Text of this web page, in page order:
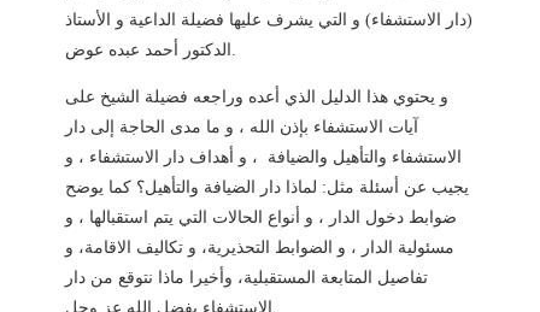
(دار الاستشفاء) و التي يشرف عليها فضيلة الداعية و الأستاذ
و يحتوي هذا الدليل الذي أعده وراجعه فضيلة الشيخ على
آيات الاستشفاء بإذن الله ، و ما مدى الحاجة إلى دار
الاستشفاء والتأهيل والضيافة ، و أهداف دار الاستشفاء ، و
يجيب عن أسئلة مثل: لماذا دار الضيافة والتأهيل؟ كما يوضح
ضوابط دخول الدار ، و أنواع الحالات التي يتم استقبالها ، و
مسئولية الدار ، و الضوابط التحذيرية، و تكاليف الاقامة، و
تفاصيل المتابعة المستقبلية، وأخيرا ماذا نتوقع من دار